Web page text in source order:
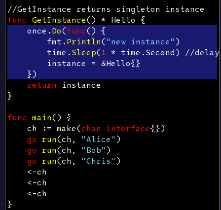
//GetInstance returns singleton instance
func GetInstance() * Hello {
once .Do(func() {
fmt .Println("new instance")
time .Sleep(1 * time .Second) //delay
instance = &Hello{}
})
return instance
}
func main() {
ch
:= make(chan interface{})
go run(ch , "Alice")
go run(ch , "Bob")
go run(ch , "Chris")
<-ch
<-ch
<-ch
}